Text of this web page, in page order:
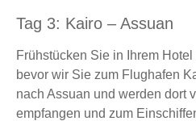
Tag 3: Kairo – Assuan
Frühstücken Sie in Ihrem
bevor wir Sie zum Flughafen
nach Assuan und werden dort
empfangen und zum